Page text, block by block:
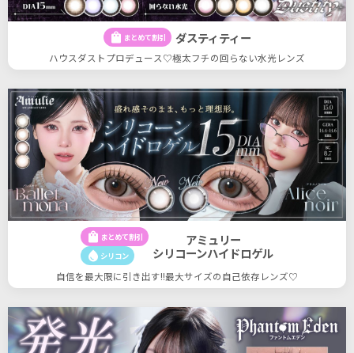
shopping_bag まとめて割引 ダスティティー
ハウスダストプロデュース♡極太フチの回らない水光レンズ
shopping_bag まとめて割引
water_drop シリコン
アミュリー
シリコーンハイドロゲル
自信を最大限に引き出す!!最大サイズの自己依存レンズ♡